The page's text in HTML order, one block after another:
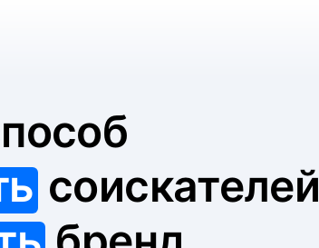
соискателей